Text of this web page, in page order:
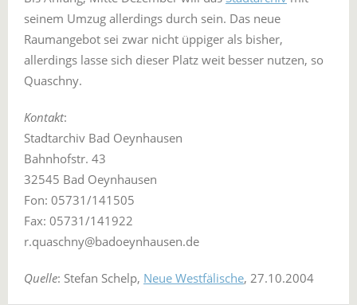
seinem Umzug allerdings durch sein. Das neue
Raumangebot sei zwar nicht üppiger als bisher,
allerdings lasse sich dieser Platz weit besser nutzen, so
Quaschny.
Kontakt:
Stadtarchiv Bad Oeynhausen
Bahnhofstr. 43
32545 Bad Oeynhausen
Fon: 05731/141505
Fax: 05731/141922
r.quaschny@badoeynhausen.de
Quelle: Stefan Schelp, Neue Westfälische, 27.10.2004